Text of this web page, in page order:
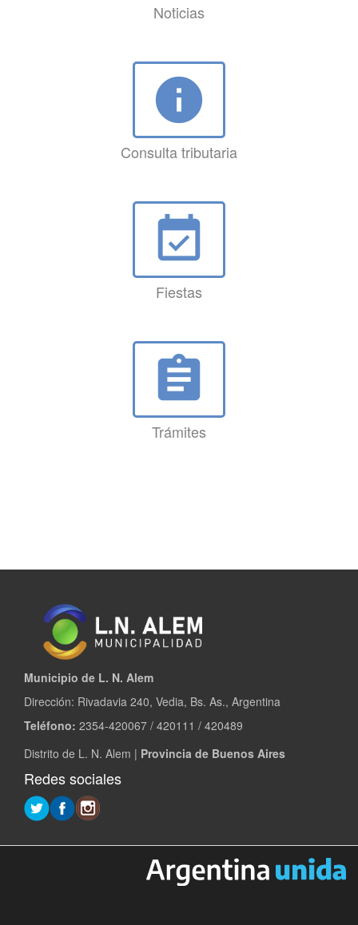
Noticias
info
Consulta tributaria
event_available
Fiestas
assignment
Trámites
Municipio de L. N. Alem
Dirección: Rivadavia 240, Vedia, Bs. As., Argentina
Teléfono: 2354-420067 / 420111 / 420489
Distrito de L. N. Alem | Provincia de Buenos Aires
Redes sociales